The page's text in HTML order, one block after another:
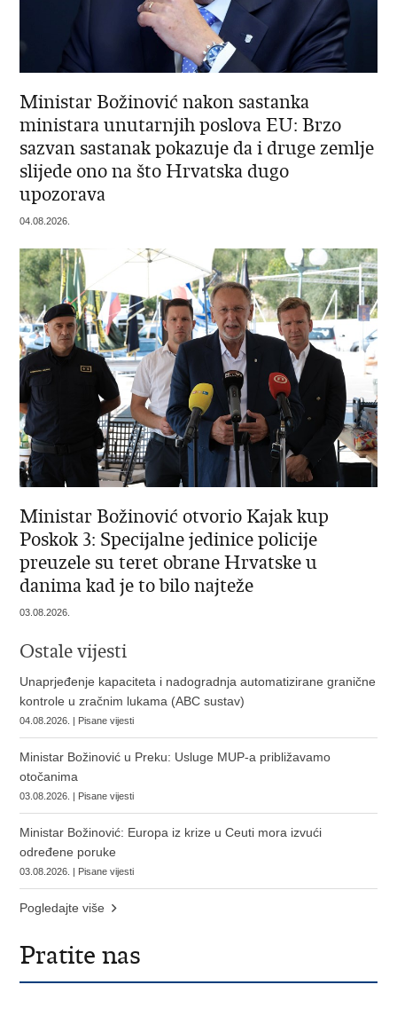
Ministar Božinović nakon sastanka
ministara unutarnjih poslova EU: Brzo
sazvan sastanak pokazuje da i druge zemlje
slijede ono na što Hrvatska dugo
upozorava
04.08.2026.
Ministar Božinović otvorio Kajak kup
Poskok 3: Specijalne jedinice policije
preuzele su teret obrane Hrvatske u
danima kad je to bilo najteže
03.08.2026.
Ostale vijesti
Unaprjeđenje kapaciteta i nadogradnja automatizirane granične
kontrole u zračnim lukama (ABC sustav)
04.08.2026. | Pisane vijesti
Ministar Božinović u Preku: Usluge MUP-a približavamo
otočanima
03.08.2026. | Pisane vijesti
Ministar Božinović: Europa iz krize u Ceuti mora izvući
određene poruke
03.08.2026. | Pisane vijesti
Pogledajte više
Pratite nas